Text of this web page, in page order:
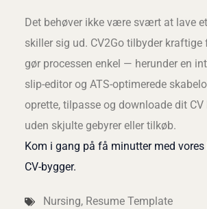
Det behøver ikke være svært at lave et
skiller sig ud. CV2Go tilbyder kraftige
gør processen enkel — herunder en
slip-editor og ATS-optimerede
oprette, tilpasse og downloade dit CV
uden skjulte gebyrer eller tilkøb.
Kom i gang på få minutter med vores
CV-bygger.
Nursing, Resume Template